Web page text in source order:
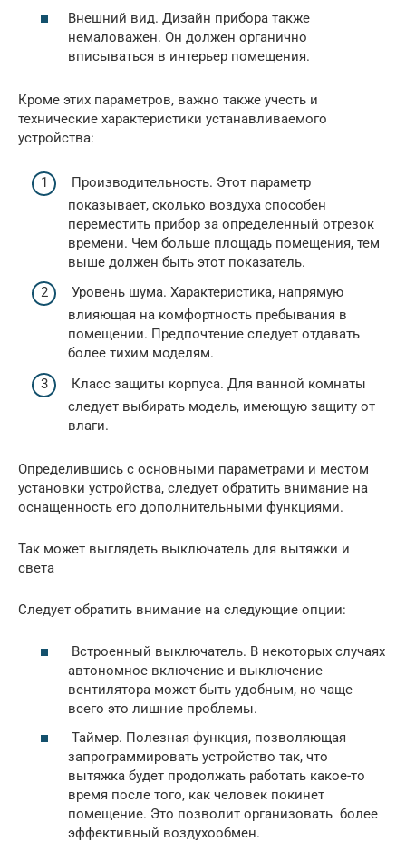
Внешний вид. Дизайн прибора также
немаловажен. Он должен органично
вписываться в интерьер помещения.
Кроме этих параметров, важно также учесть и
технические характеристики устанавливаемого
устройства:
Производительность. Этот параметр
показывает, сколько воздуха способен
переместить прибор за определенный отрезок
времени. Чем больше площадь помещения, тем
выше должен быть этот показатель.
Уровень шума. Характеристика, напрямую
влияющая на комфортность пребывания в
помещении. Предпочтение следует отдавать
более тихим моделям.
Класс защиты корпуса. Для ванной комнаты
следует выбирать модель, имеющую защиту от
влаги.
Определившись с основными параметрами и местом
установки устройства, следует обратить внимание на
оснащенность его дополнительными функциями.
Так может выглядеть выключатель для вытяжки и
света
Следует обратить внимание на следующие опции:
Встроенный выключатель. В некоторых случаях
автономное включение и выключение
вентилятора может быть удобным, но чаще
всего это лишние проблемы.
Таймер. Полезная функция, позволяющая
запрограммировать устройство так, что
вытяжка будет продолжать работать какое-то
время после того, как человек покинет
помещение. Это позволит организовать более
эффективный воздухообмен.